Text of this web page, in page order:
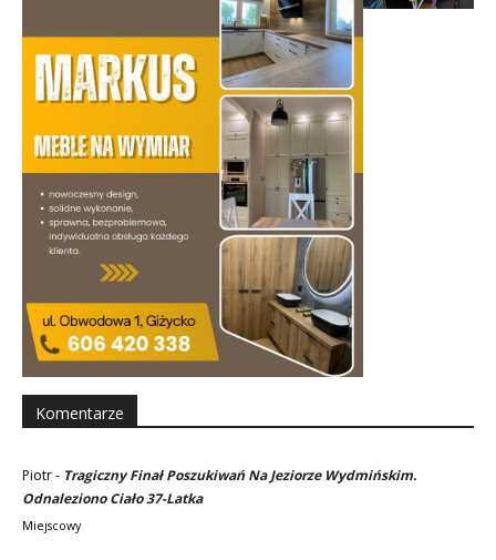
Komentarze
Piotr- Tragiczny Finał Poszukiwań Na Jeziorze Wydmińskim.
Odnaleziono Ciało 37-Latka
Miejscowy